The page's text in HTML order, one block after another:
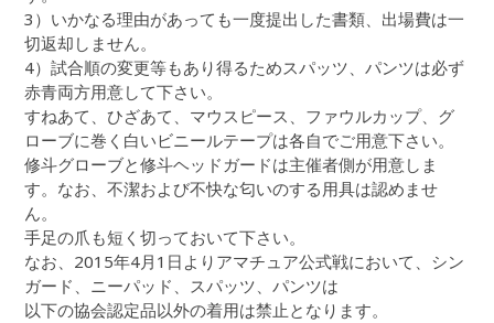
3）いかなる理由があっても一度提出した書類、出場費は一
切返却しません。
4）試合順の変更等もあり得るためスパッツ、パンツは必ず
赤青両方用意して下さい。
すねあて、ひざあて、マウスピース、ファウルカップ、グ
ローブに巻く白いビニールテープは各自でご用意下さい。
修斗グローブと修斗ヘッドガードは主催者側が用意しま
す。なお、不潔および不快な匂いのする用具は認めませ
ん。
手足の爪も短く切っておいて下さい。
なお、2015年4月1日よりアマチュア公式戦において、シン
ガード、ニーパッド、スパッツ、パンツは
以下の協会認定品以外の着用は禁止となります。